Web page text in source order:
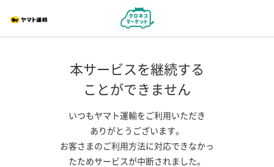
本サービスを継続する
ことができません
いつもヤマト運輸をご利用いただき
ありがとうございます。
お客さまのご利用方法に対応できなかっ
たためサービスが中断されました。